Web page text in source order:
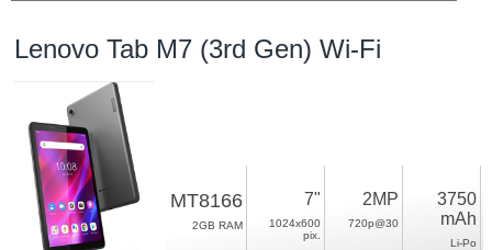
Lenovo Tab M7 (3rd Gen) Wi-Fi
MT8166
2GB RAM
7"
1024x600
pix.
2MP
720p@30
3750
mAh
Li-Po